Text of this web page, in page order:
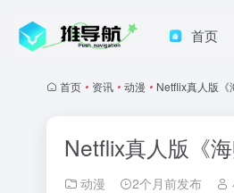
首页
首页 • 资讯 • 动漫 • Netflix真人版《
Netflix真人版《
动漫 2个月前发布